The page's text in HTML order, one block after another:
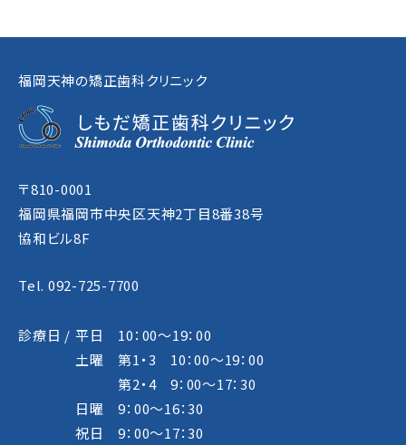
福岡天神の矯正歯科クリニック
〒810-0001
福岡県福岡市中央区天神2丁目8番38号
協和ビル8F
Tel. 092-725-7700
診療日 / 平日 10：00～19：00
土曜 第1・3 10：00～19：00
第2・4 9：00～17：30
日曜 9：00～16：30
祝日 9：00～17：30